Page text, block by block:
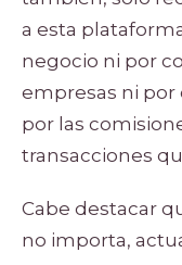
a esta
negocio ni por
empresas ni por
por las
transacciones
Cabe destacar
no importa,